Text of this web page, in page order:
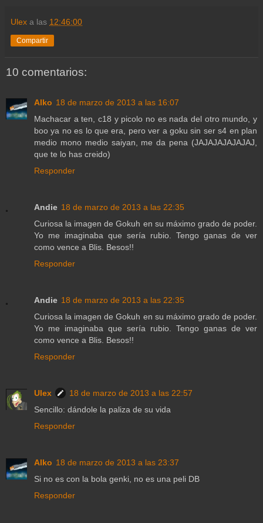
Ulex a las 12:46:00
Compartir
10 comentarios:
Alko 18 de marzo de 2013 a las 16:07
Machacar a ten, c18 y picolo no es nada del otro mundo, y
boo ya no es lo que era, pero ver a goku sin ser s4 en plan
medio mono medio saiyan, me da pena (JAJAJAJAJAJAJ,
que te lo has creido)
Responder
Andie 18 de marzo de 2013 a las 22:35
Curiosa la imagen de Gokuh en su máximo grado de poder.
Yo me imaginaba que sería rubio. Tengo ganas de ver
como vence a Blis. Besos!!
Responder
Andie 18 de marzo de 2013 a las 22:35
Curiosa la imagen de Gokuh en su máximo grado de poder.
Yo me imaginaba que sería rubio. Tengo ganas de ver
como vence a Blis. Besos!!
Responder
Ulex
18 de marzo de 2013 a las 22:57
Sencillo: dándole la paliza de su vida
Responder
Alko 18 de marzo de 2013 a las 23:37
Si no es con la bola genki, no es una peli DB
Responder